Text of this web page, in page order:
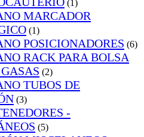
(1)
MARCADOR
(1)
POSICIONADORES (6)
RACK PARA BOLSA
(2)
TUBOS DE
(3)
-
(5)